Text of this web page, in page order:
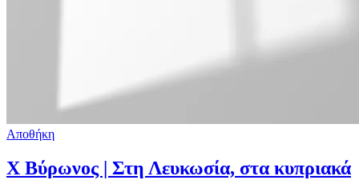
Αποθήκη
Χ Βύρωνος | Στη Λευκωσία, στα κυπριακά